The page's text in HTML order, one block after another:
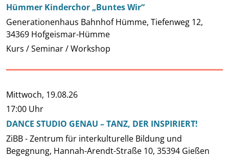
Hümmer Kinderchor „Buntes Wir“
Generationenhaus Bahnhof Hümme, Tiefenweg 12,
34369 Hofgeismar-Hümme
Kurs / Seminar / Workshop
Mittwoch, 19.08.26
17:00 Uhr
DANCE STUDIO GENAU – TANZ, DER INSPIRIERT!
ZiBB - Zentrum für interkulturelle Bildung und
Begegnung, Hannah-Arendt-Straße 10, 35394 Gießen